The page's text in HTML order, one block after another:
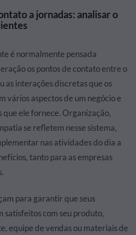
a jornadas: analisar o
é normalmente pensada
os pontos de contato entre o
as interações discretas que os
vários aspectos de um negócio e
que ele fornece. Organização,
se refletem nesse sistema,
nas atividades do dia a
tanto para as empresas
para garantir que seus
satisfeitos com seu produto,
equipe de vendas ou materiais de